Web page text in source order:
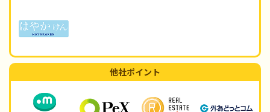
他社ポイント